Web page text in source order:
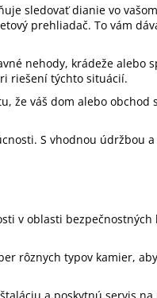
sledovať dianie vo
prehliadač. To vám
nehody, krádeže alebo
riešení týchto situácií.
že váš dom alebo obchod
S vhodnou údržbou
v oblasti bezpečnostných
rôznych typov kamier,